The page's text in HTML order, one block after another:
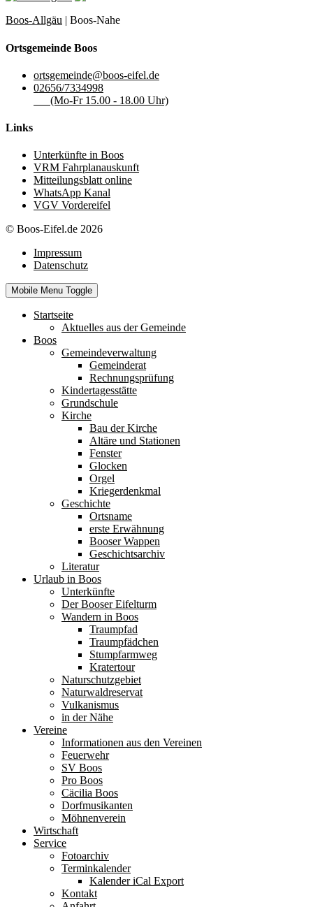
Boos-Allgäu | Boos-Nahe
Ortsgemeinde Boos
ortsgemeinde@boos-eifel.de
02656/7334998
(Mo-Fr 15.00 - 18.00 Uhr)
Links
Unterkünfte in Boos
VRM Fahrplanauskunft
Mitteilungsblatt online
WhatsApp Kanal
VGV Vordereifel
© Boos-Eifel.de 2026
Impressum
Datenschutz
Mobile Menu Toggle
Startseite
Aktuelles aus der Gemeinde
Boos
Gemeindeverwaltung
Gemeinderat
Rechnungsprüfung
Kindertagesstätte
Grundschule
Kirche
Bau der Kirche
Altäre und Stationen
Fenster
Glocken
Orgel
Kriegerdenkmal
Geschichte
Ortsname
erste Erwähnung
Booser Wappen
Geschichtsarchiv
Literatur
Urlaub in Boos
Unterkünfte
Der Booser Eifelturm
Wandern in Boos
Traumpfad
Traumpfädchen
Stumpfarmweg
Kratertour
Naturschutzgebiet
Naturwaldreservat
Vulkanismus
in der Nähe
Vereine
Informationen aus den Vereinen
Feuerwehr
SV Boos
Pro Boos
Cäcilia Boos
Dorfmusikanten
Möhnenverein
Wirtschaft
Service
Fotoarchiv
Terminkalender
Kalender iCal Export
Kontakt